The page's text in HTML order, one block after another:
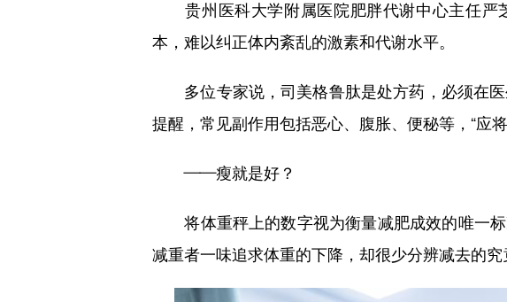
贵州医科大学附属医院肥胖代谢中心主任严
本，难以纠正体内紊乱的激素和代谢水平。
多位专家说，司美格鲁肽是处方药，必须在医
提醒，常见副作用包括恶心、腹胀、便秘等，“应
——瘦就是好？
将体重秤上的数字视为衡量减肥成效的唯一标
减重者一味追求体重的下降，却很少分辨减去的